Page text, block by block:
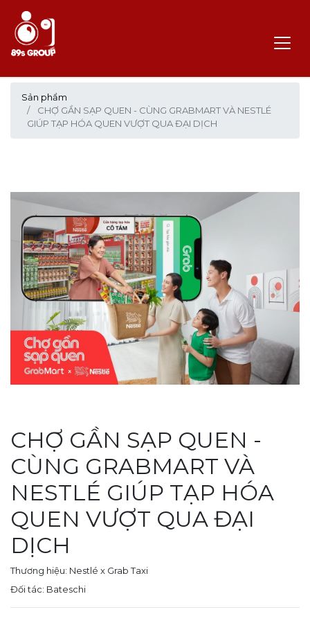
Sản phẩm
CHỢ GẦN SẠP QUEN - CÙNG GRABMART VÀ NESTLÉ
GIÚP TẠP HÓA QUEN VƯỢT QUA ĐẠI DỊCH️
CHỢ GẦN SẠP QUEN -
CÙNG GRABMART VÀ
NESTLÉ GIÚP TẠP HÓA
QUEN VƯỢT QUA ĐẠI
DỊCH️
Thương hiệu: Nestlé x Grab Taxi
Đối tác: Bateschi